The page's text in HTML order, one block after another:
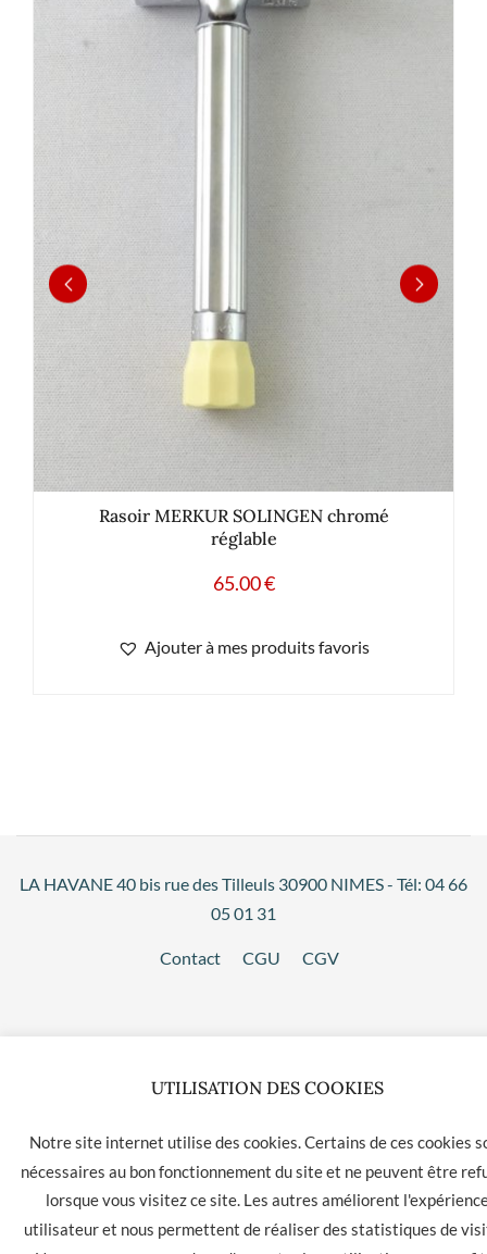
Rasoir MERKUR SOLINGEN chromé
réglable
65.00€
Ajouter à mes produits favoris
LA HAVANE 40 bis rue des Tilleuls 30900 NIMES - Tél: 04 66
05 01 31
Contact CGU CGV
UTILISATION DES COOKIES
Notre site internet utilise des cookies. Certains de ces cookies
nécessaires au bon fonctionnement du site et ne peuvent être
lorsque vous visitez ce site. Les autres améliorent
utilisateur et nous permettent de réaliser des statistiques de